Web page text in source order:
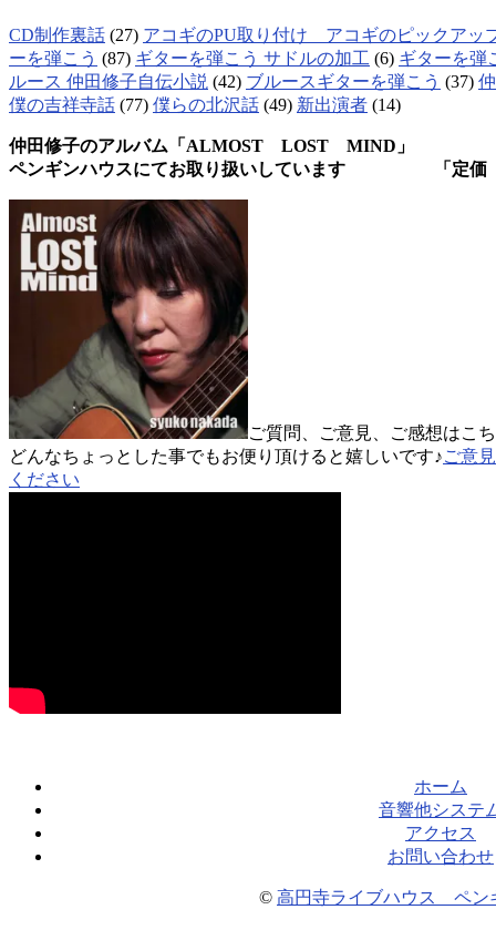
CD制作裏話 (27) アコギのPU取り付け アコギのピックアッ
ーを弾こう (87) ギターを弾こう サドルの加工 (6) ギターを弾
ルース 仲田修子自伝小説 (42) ブルースギターを弾こう (37)
僕の吉祥寺話 (77) 僕らの北沢話 (49) 新出演者 (14)
仲田修子のアルバム「ALMOST LOST MIND」
ペンギンハウスにてお取り扱いしています 「定価
ご質問、ご意見、ご感想はこ
どんなちょっとした事でもお便り頂けると嬉しいです♪ご意
ください
ホーム
音響他システ
アクセス
お問い合わせ
© 高円寺ライブハウス ペン